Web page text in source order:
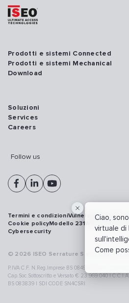
Ciao,
virtuale di
Come
Prodotti e sistemi Connected
Prodotti e sistemi Mechanical
Download
Soluzioni
Services
Careers
Follow us
© 2026 ISEO Serrature S.p.A. All right
P.IVA C.F. N.Reg.Imprese BS 08499190018 |
Cap.Soc.Sottoscritto e Versato € 23.969.040 |
BS 083839 | SDI CODE SN4CSRI
Termini e condizioniVulnerability
Cookie policyModello 231
Cybersecurity